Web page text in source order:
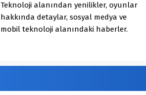
Teknoloji alanından yenilikler, oyunlar
hakkında detaylar, sosyal medya ve
mobil teknoloji alanındaki haberler.